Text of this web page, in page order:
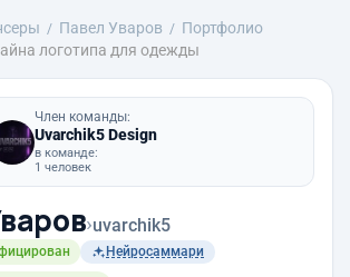
Павел Уваров
Портфолио
логотипа для одежды
Член команды:
Uvarchik5 Design
в команде:
1 человек
›uvarchik5
Нейросаммари